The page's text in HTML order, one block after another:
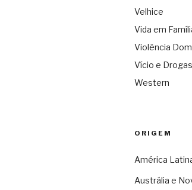
Velhice
Vida em
Violência
Vício e Drogas
Western
ORIGEM
América
Austrália e